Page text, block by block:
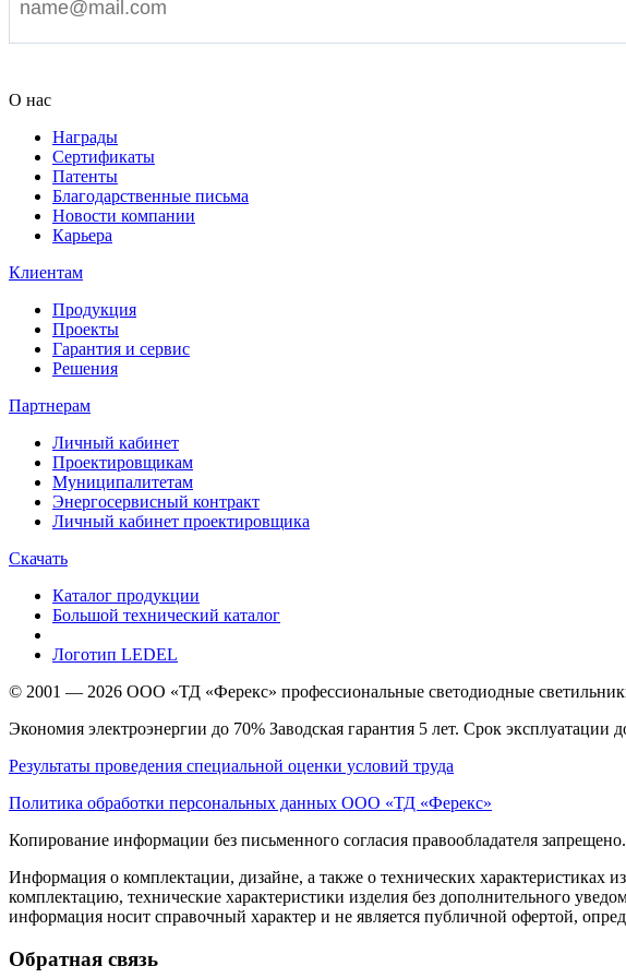
О нас
Награды
Сертификаты
Патенты
Благодарственные письма
Новости компании
Карьера
Клиентам
Продукция
Проекты
Гарантия и сервис
Решения
Партнерам
Личный кабинет
Проектировщикам
Муниципалитетам
Энергосервисный контракт
Личный кабинет проектировщика
Скачать
Каталог продукции
Большой технический каталог
Логотип LEDEL
© 2001 — 2026 ООО «ТД «Ферекс» профессиональные светодиодные
Экономия электроэнергии до 70% Заводская гарантия 5 лет. Срок эксплуатации
Результаты проведения специальной оценки условий труда
Политика обработки персональных данных ООО «ТД «Ферекс»
Копирование информации без письменного согласия правообладателя запрещено.
Информация о комплектации, дизайне, а также о технических характеристиках
комплектацию, технические характеристики изделия без дополнительного
информация носит справочный характер и не является публичной офертой,
Обратная связь